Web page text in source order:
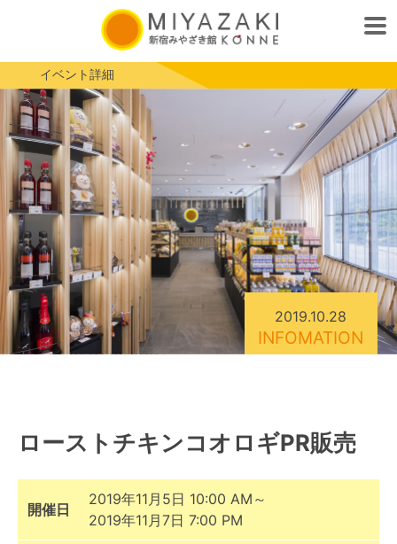
イベント詳細
2019.10.28
INFOMATION
ローストチキンコオロギPR販売
開催日
2019年11月5日 10:00 AM～
2019年11月7日 7:00 PM